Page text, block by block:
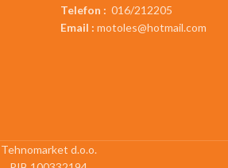
Telefon : 016/212205
Email : motoles@hotmail.com
Tehnomarket d.o.o.